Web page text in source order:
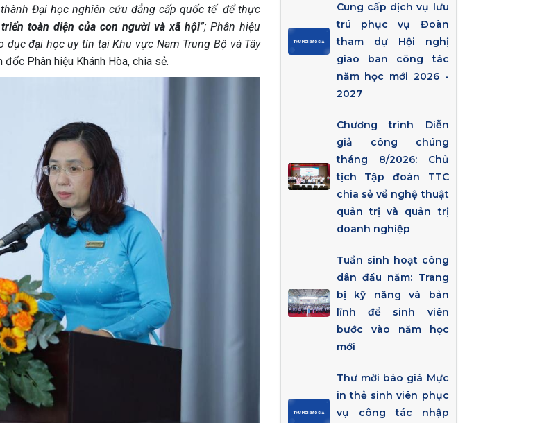
Đại học nghiên cứu đẳng cấp quốc tế để thực
toàn diện của con người và xã hội”; Phân hiệu
đại học uy tín tại Khu vực Nam Trung Bộ và Tây
Phân hiệu Khánh Hòa, chia sẻ.
Cung cấp dịch vụ lưu
trú phục vụ Đoàn
tham dự Hội nghị
giao ban công tác
năm học mới 2026 -
2027
Chương trình Diễn
giả công chúng
tháng 8/2026: Chủ
tịch Tập đoàn TTC
chia sẻ về nghệ thuật
quản trị và quản trị
doanh nghiệp
Tuần sinh hoạt công
dân đầu năm: Trang
bị kỹ năng và bản
lĩnh để sinh viên
bước vào năm học
mới
Thư mời báo giá Mực
in thẻ sinh viên phục
vụ công tác nhập